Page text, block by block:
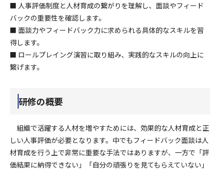
■ 人事評価制度と人材育成の繋がりを理解し、面談やフィード
バックの重要性を確認します。
■ 面談力やフィードバック力に求められる具体的なスキルを習
得します。
■ ロールプレイング演習に取り組み、実践的なスキルの向上に
繋げます。
研修の概要
組織で活躍する人材を増やすためには、効果的な人材育成と正
しい人事評価が必要となります。中でもフィードバック面談は人
材育成を行う上で非常に重要な手法ではありますが、一方で「評
価結果に納得できない」「自分の頑張りを見てもらえていない」